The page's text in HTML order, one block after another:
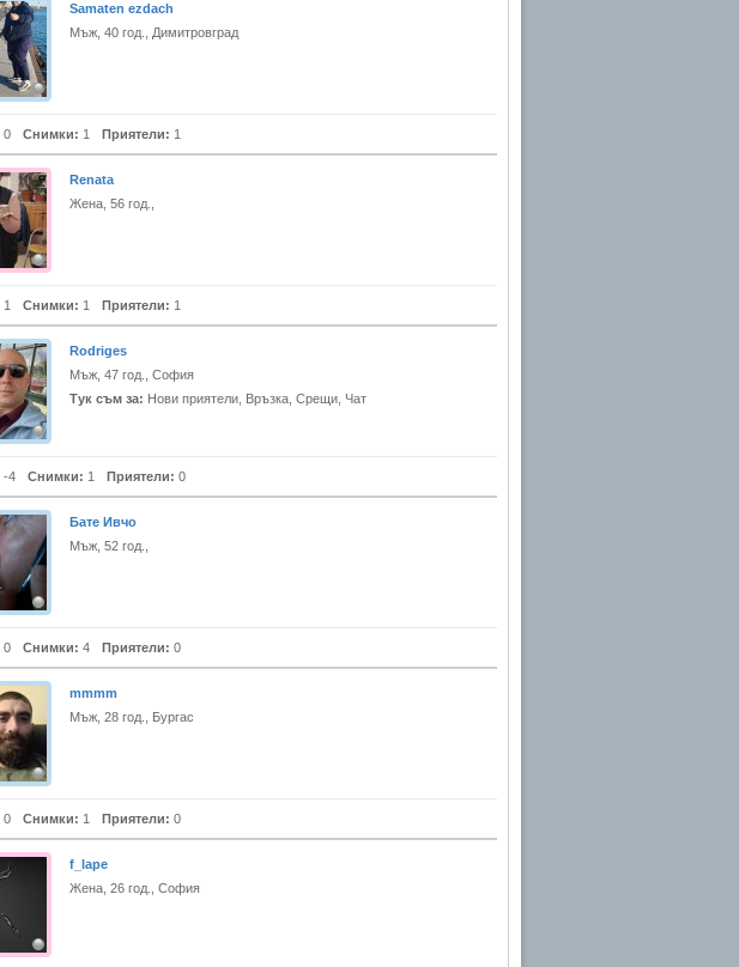
Samaten ezdach
Мъж, 40 год., Димитровград
0 Снимки: 1 Приятели: 1
Renata
Жена, 56 год.,
1 Снимки: 1 Приятели: 1
Rodriges
Мъж, 47 год., София
Тук съм за: Нови приятели, Връзка, Срещи, Чат
-4 Снимки: 1 Приятели: 0
Бате Ивчо
Мъж, 52 год.,
0 Снимки: 4 Приятели: 0
mmmm
Мъж, 28 год., Бургас
0 Снимки: 1 Приятели: 0
f_lape
Жена, 26 год., София